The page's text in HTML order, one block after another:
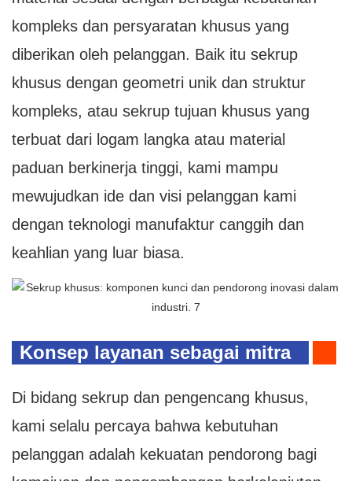
kompleks dan persyaratan khusus yang
diberikan oleh pelanggan. Baik itu sekrup
khusus dengan geometri unik dan struktur
kompleks, atau sekrup tujuan khusus yang
terbuat dari logam langka atau material
paduan berkinerja tinggi, kami mampu
mewujudkan ide dan visi pelanggan kami
dengan teknologi manufaktur canggih dan
keahlian yang luar biasa.
Konsep layanan sebagai mitra
Di bidang sekrup dan pengencang khusus,
kami selalu percaya bahwa kebutuhan
pelanggan adalah kekuatan pendorong bagi